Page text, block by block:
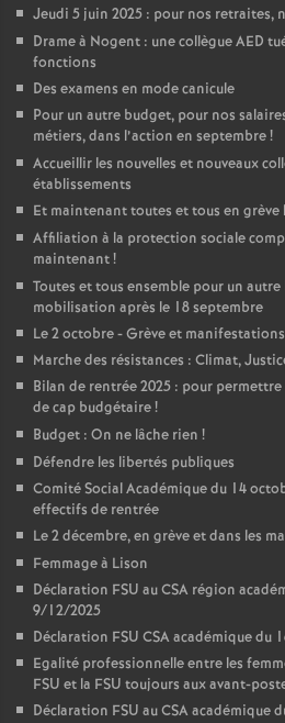
Jeudi 5 juin 2025 : pour nos retraites,
Drame à Nogent : une collègue AED
fonctions
Des examens en mode canicule
Pour un autre budget, pour nos
métiers, dans l’action en septembre!
Accueillir les nouvelles et nouveaux
établissements
Et maintenant toutes et tous en grève
Affiliation à la protection sociale
maintenant!
Toutes et tous ensemble pour un
mobilisation après le 18 septembre
Le 2 octobre - Grève et manifestations
Marche des résistances : Climat,
Bilan de rentrée 2025 : pour
de cap budgétaire!
Budget : On ne lâche rien !
Défendre les libertés publiques
Comité Social Académique du 14
effectifs de rentrée
Le 2 décembre, en grève et dans les
Femmage à Lison
Déclaration FSU au CSA région
9/12/2025
Déclaration FSU CSA académique du
Egalité professionnelle entre les
FSU et la FSU toujours aux avant-
Déclaration FSU au CSA académique